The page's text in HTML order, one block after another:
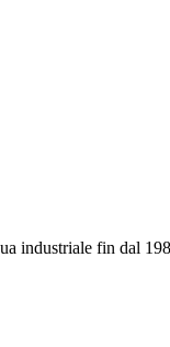
industriale fin dal